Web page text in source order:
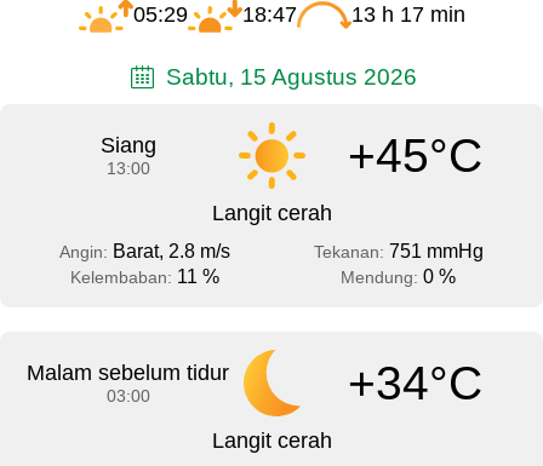
05:29 18:47 13 h 17 min
Sabtu, 15 Agustus 2026
Siang
13:00 +45°C
Langit cerah
Angin: Barat, 2.8 m/s Tekanan: 751 mmHg
Kelembaban: 11 % Mendung: 0 %
Malam sebelum tidur
03:00 +34°C
Langit cerah